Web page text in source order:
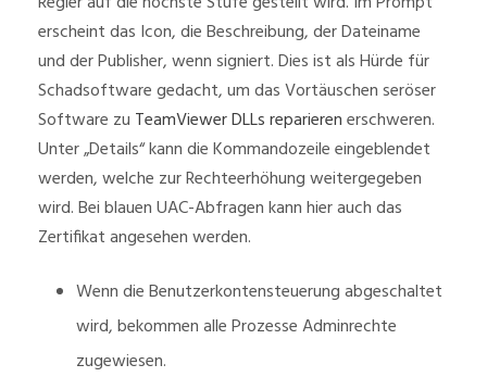
erscheint das Icon, die Beschreibung, der Dateiname
und der Publisher, wenn signiert. Dies ist als Hürde für
Schadsoftware gedacht, um das Vortäuschen seröser
Software zu TeamViewer DLLs reparierenerschweren.
Unter „Details“ kann die Kommandozeile eingeblendet
werden, welche zur Rechteerhöhung weitergegeben
wird. Bei blauen UAC-Abfragen kann hier auch das
Zertifikat angesehen werden.
Wenn die Benutzerkontensteuerung abgeschaltet
wird, bekommen alle Prozesse Adminrechte
zugewiesen.